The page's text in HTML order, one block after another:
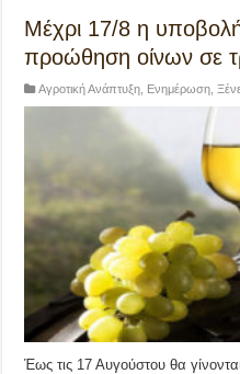
Μέχρι 17/8 η
προώθηση οίνων σε
Αγροτική Ανάπτυξη Ενημέρωση ,
Έως τις 17 Αυγούστου θα